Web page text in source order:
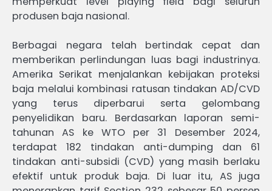
produsen baja nasional.
Berbagai negara telah bertindak cepat dan
memberikan perlindungan luas bagi industrinya.
Amerika Serikat menjalankan kebijakan proteksi
baja melalui kombinasi ratusan tindakan AD/CVD
yang terus diperbarui serta gelombang
penyelidikan baru. Berdasarkan laporan semi-
tahunan AS ke WTO per 31 Desember 2024,
terdapat 182 tindakan anti-dumping dan 61
tindakan anti-subsidi (CVD) yang masih berlaku
efektif untuk produk baja. Di luar itu, AS juga